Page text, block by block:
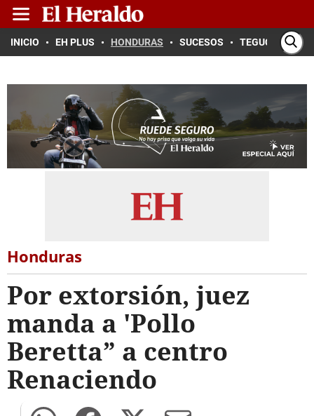
INICIO EH PLUS HONDURAS SUCESOS TEGUCIGALPA
Honduras
Por extorsión, juez
manda a 'Pollo
Beretta” a centro
Renaciendo